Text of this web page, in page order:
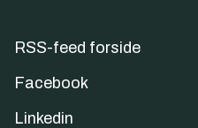
RSS-feed forside
Facebook
Linkedin